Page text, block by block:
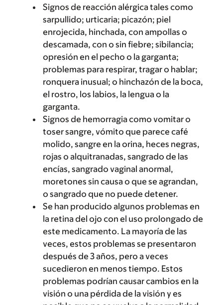
Signos de reacción alérgica tales como
sarpullido; urticaria; picazón; piel
enrojecida, hinchada, con ampollas o
descamada, con o sin fiebre; sibilancia;
opresión en el pecho o la garganta;
problemas para respirar, tragar o hablar;
ronquera inusual; o hinchazón de la boca,
el rostro, los labios, la lengua o la
garganta.
Signos de hemorragia como vomitar o
toser sangre, vómito que parece café
molido, sangre en la orina, heces negras,
rojas o alquitranadas, sangrado de las
encías, sangrado vaginal anormal,
moretones sin causa o que se agrandan,
o sangrado que no puede detener.
Se han producido algunos problemas en
la retina del ojo con el uso prolongado de
este medicamento. La mayoría de las
veces, estos problemas se presentaron
después de 3 años, pero a veces
sucedieron en menos tiempo. Estos
problemas podrían causar cambios en la
visión o una pérdida de la visión y es